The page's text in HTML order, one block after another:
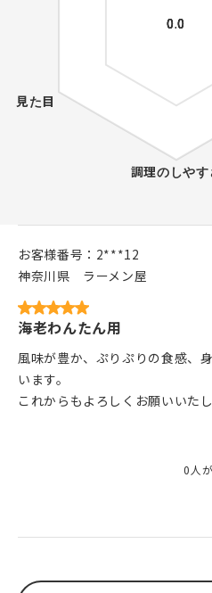
お客様番号： 2***12
神奈川県
ラーメン屋
海老わんたん用
風味が豊か、ぷりぷりの食感、
います。
これからもよろしくお願いいたし
0人